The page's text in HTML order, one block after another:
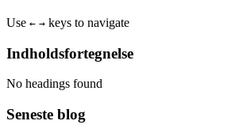
Use ← → keys to navigate
Indholdsfortegnelse
No headings found
Seneste blog